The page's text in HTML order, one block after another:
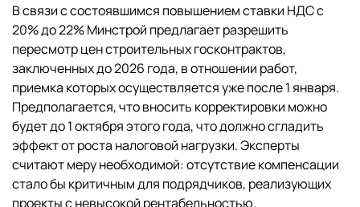
В связи с состоявшимся повышением ставки НДС с
20% до 22% Минстрой предлагает разрешить
пересмотр цен строительных госконтрактов,
заключенных до 2026 года, в отношении работ,
приемка которых осуществляется уже после 1 января.
Предполагается, что вносить корректировки можно
будет до 1 октября этого года, что должно сгладить
эффект от роста налоговой нагрузки. Эксперты
считают меру необходимой: отсутствие компенсации
стало бы критичным для подрядчиков, реализующих
проекты с невысокой рентабельностью.